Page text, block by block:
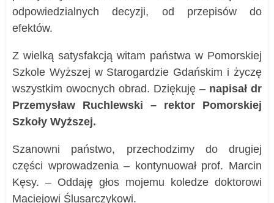
odpowiedzialnych decyzji, od przepisów do
efektów.
Z wielką satysfakcją witam państwa w Pomorskiej
Szkole Wyższej w Starogardzie Gdańskim i życzę
wszystkim owocnych obrad. Dziękuję – napisał dr
Przemysław Ruchlewski – rektor Pomorskiej
Szkoły Wyższej.
Szanowni państwo, przechodzimy do drugiej
części wprowadzenia – kontynuował prof. Marcin
Kęsy. – Oddaję głos mojemu koledze doktorowi
Maciejowi Ślusarczykowi.